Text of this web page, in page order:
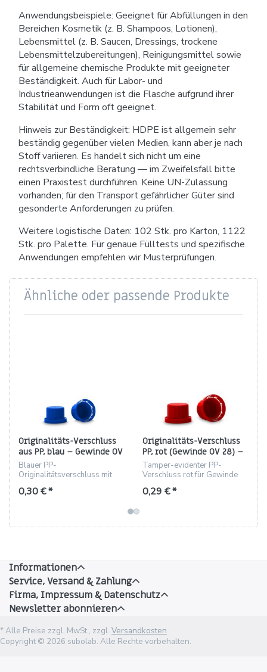
Anwendungsbeispiele: Geeignet für Abfüllungen in den
Bereichen Kosmetik (z. B. Shampoos, Lotionen),
Lebensmittel (z. B. Saucen, Dressings, trockene
Lebensmittelzubereitungen), Reinigungsmittel sowie
für allgemeine chemische Produkte mit geeigneter
Beständigkeit. Auch für Labor- und
Industrieanwendungen ist die Flasche aufgrund ihrer
Stabilität und Form oft geeignet.
Hinweis zur Beständigkeit: HDPE ist allgemein sehr
beständig gegenüber vielen Medien, kann aber je nach
Stoff variieren. Es handelt sich nicht um eine
rechtsverbindliche Beratung — im Zweifelsfall bitte
einen Praxistest durchführen. Keine UN-Zulassung
vorhanden; für den Transport gefährlicher Güter sind
gesonderte Anforderungen zu prüfen.
Weitere logistische Daten: 102 Stk. pro Karton, 1122
Stk. pro Palette. Für genaue Fülltests und spezifische
Anwendungen empfehlen wir Musterprüfungen.
Ähnliche oder passende Produkte
Originalitäts-Verschluss
aus PP, blau – Gewinde OV
28
Blauer PP-
Originalitätsverschluss mit
mm, 2000 St./Karton.
0,30 € *
Originalitäts-Verschluss
PP, rot (Gewinde OV 28) –
Konusverschluss
Tamper-evidenter PP-
Verschluss rot für Gewinde
0,29 € *
Informationen
Service, Versand & Zahlung
Firma, Impressum & Datenschutz
Newsletter abonnieren
* Alle Preise zzgl. MwSt., zzgl. Versandkosten
Copyright © 2026 subolab. Alle Rechte vorbehalten.